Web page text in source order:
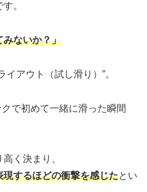
。
みないか？」
イアウト（試し滑り）”。
で初めて一緒に滑った瞬間
く決まり、
するほどの衝撃を感じたとい